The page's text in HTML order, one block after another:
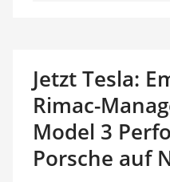
Jetzt Tesla:
Rimac-
Model 3
Porsche auf